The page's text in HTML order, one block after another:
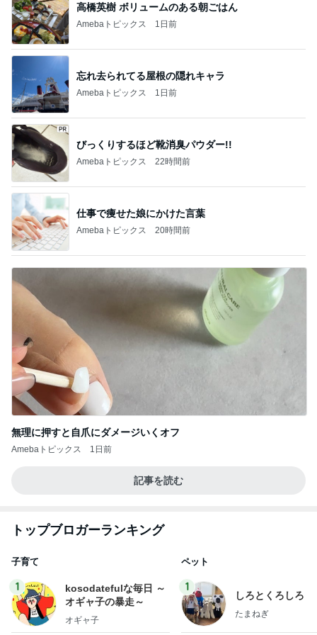
高橋英樹 ボリュームのある朝ごはん
Amebaトピックス 1日前
忘れ去られてる屋根の隠れキャラ
Amebaトピックス 1日前
びっくりするほど靴消臭パウダー!!
Amebaトピックス 22時間前
仕事で痩せた娘にかけた言葉
Amebaトピックス 20時間前
無理に押すと自爪にダメージいくオフ
Amebaトピックス 1日前
記事を読む
トップブロガーランキング
子育て
1
kosodatefulな毎日 ～
オギャ子の暴走～
オギャ子
ペット
1
しろとくろしろ
たまねぎ